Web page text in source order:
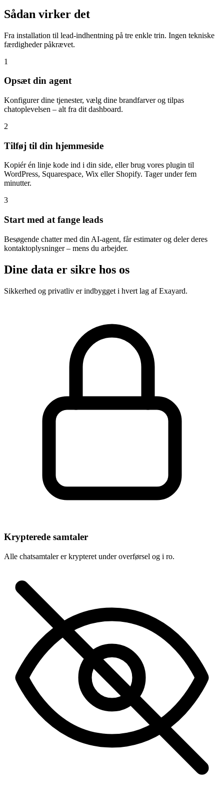
Sådan virker det
Fra installation til lead-indhentning på tre enkle trin. Ingen tekniske
færdigheder påkrævet.
1
Opsæt din agent
Konfigurer dine tjenester, vælg dine brandfarver og tilpas
chatoplevelsen – alt fra dit dashboard.
2
Tilføj til din hjemmeside
Kopiér én linje kode ind i din side, eller brug vores plugin til
WordPress, Squarespace, Wix eller Shopify. Tager under fem
minutter.
3
Start med at fange leads
Besøgende chatter med din AI-agent, får estimater og deler deres
kontaktoplysninger – mens du arbejder.
Dine data er sikre hos os
Sikkerhed og privatliv er indbygget i hvert lag af Exayard.
Krypterede samtaler
Alle chatsamtaler er krypteret under overførsel og i ro.